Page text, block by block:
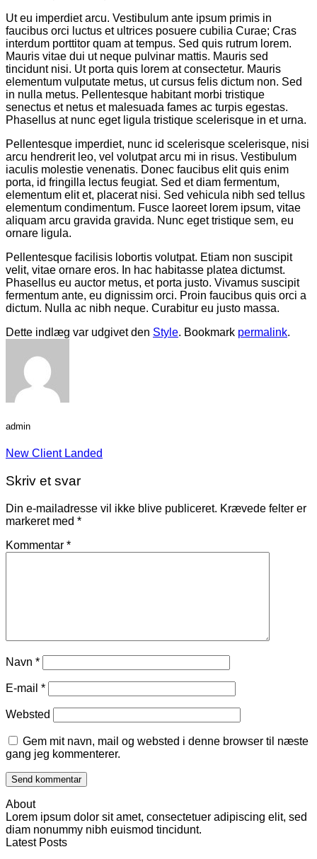
Ut eu imperdiet arcu. Vestibulum ante ipsum primis in
faucibus orci luctus et ultrices posuere cubilia Curae; Cras
interdum porttitor quam at tempus. Sed quis rutrum lorem.
Mauris vitae dui ut neque pulvinar mattis. Mauris sed
tincidunt nisi. Ut porta quis lorem at consectetur. Mauris
elementum vulputate metus, ut cursus felis dictum non. Sed
in nulla metus. Pellentesque habitant morbi tristique
senectus et netus et malesuada fames ac turpis egestas.
Phasellus at nunc eget ligula tristique scelerisque in et urna.
Pellentesque imperdiet, nunc id scelerisque scelerisque, nisi
arcu hendrerit leo, vel volutpat arcu mi in risus. Vestibulum
iaculis molestie venenatis. Donec faucibus elit quis enim
porta, id fringilla lectus feugiat. Sed et diam fermentum,
elementum elit et, placerat nisi. Sed vehicula nibh sed tellus
elementum condimentum. Fusce laoreet lorem ipsum, vitae
aliquam arcu gravida gravida. Nunc eget tristique sem, eu
ornare ligula.
Pellentesque facilisis lobortis volutpat. Etiam non suscipit
velit, vitae ornare eros. In hac habitasse platea dictumst.
Phasellus eu auctor metus, et porta justo. Vivamus suscipit
fermentum ante, eu dignissim orci. Proin faucibus quis orci a
dictum. Nulla ac nibh neque. Curabitur eu justo massa.
Dette indlæg var udgivet den Style. Bookmark permalink.
admin
New Client Landed
Skriv et svar
Din e-mailadresse vil ikke blive publiceret. Krævede felter er
markeret med *
Kommentar *
Navn *
E-mail *
Websted
Gem mit navn, mail og websted i denne browser til næste
gang jeg kommenterer.
About
Lorem ipsum dolor sit amet, consectetuer adipiscing elit, sed
diam nonummy nibh euismod tincidunt.
Latest Posts